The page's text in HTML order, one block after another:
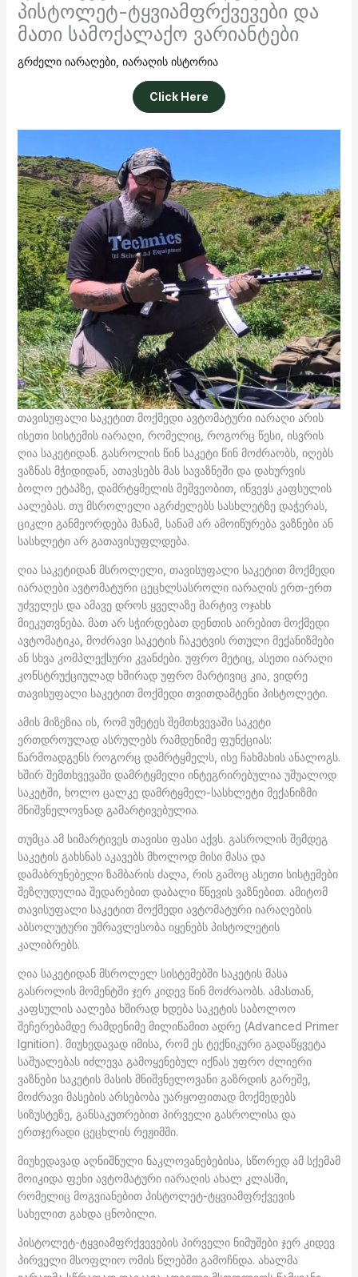
პისტოლეტ-ტყვიამფრქვევები და
მათი სამოქალაქო ვარიანტები
გრძელი იარაღები, იარაღის ისტორია
Click Here
თავისუფალი საკეტით მოქმედი ავტომატური იარაღი არის
ისეთი სისტემის იარაღი, რომელიც, როგორც წესი, ისვრის
ღია საკეტიდან. გასროლის წინ საკეტი წინ მოძრაობს, იღებს
ვაზნას მჭიდიდან, ათავსებს მას სავაზნეში და დახურვის
ბოლო ეტაპზე, დამრტყმელის მეშვეობით, იწვევს კაფსულის
აალებას. თუ მსროლელი აგრძელებს სასხლეტზე დაჭერას,
ციკლი განმეორდება მანამ, სანამ არ ამოიწურება ვაზნები ან
სასხლეტი არ გათავისუფლდება.
ღია საკეტიდან მსროლელი, თავისუფალი საკეტით მოქმედი
იარაღები ავტომატური ცეცხლსასროლი იარაღის ერთ-ერთ
უძველეს და ამავე დროს ყველაზე მარტივ ოჯახს
მიეკუთვნება. მათ არ სჭირდებათ დენთის აირებით მოქმედი
ავტომატიკა, მოძრავი საკეტის ჩაკეტვის რთული მექანიზმები
ან სხვა კომპლექსური კვანძები. უფრო მეტიც, ასეთი იარაღი
კონსტრუქციულად ხშირად უფრო მარტივიც კია, ვიდრე
თავისუფალი საკეტით მოქმედი თვითდამტენი პისტოლეტი.
ამის მიზეზია ის, რომ უმეტეს შემთხვევაში საკეტი
ერთდროულად ასრულებს რამდენიმე ფუნქციას:
წარმოადგენს როგორც დამრტყმელს, ისე ჩახმახის ანალოგს.
ხშირ შემთხვევაში დამრტყმელი ინტეგრირებულია უშუალოდ
საკეტში, ხოლო ცალკე დამრტყმელ-სასხლეტი მექანიზმი
მნიშვნელოვნად გამარტივებულია.
თუმცა ამ სიმარტივეს თავისი ფასი აქვს. გასროლის შემდეგ
საკეტის გახსნას აკავებს მხოლოდ მისი მასა და
დამაბრუნებელი ზამბარის ძალა, რის გამოც ასეთი სისტემები
შეზღუდულია შედარებით დაბალი წნევის ვაზნებით. ამიტომ
თავისუფალი საკეტით მოქმედი ავტომატური იარაღების
აბსოლუტური უმრავლესობა იყენებს პისტოლეტის
კალიბრებს.
ღია საკეტიდან მსროლელ სისტემებში საკეტის მასა
გასროლის მომენტში ჯერ კიდევ წინ მოძრაობს. ამასთან,
კაფსულის აალება ხშირად ხდება საკეტის საბოლოო
შეჩერებამდე რამდენიმე მილიწამით ადრე (Advanced Primer
Ignition). მიუხედავად იმისა, რომ ეს ტექნიკური გადაწყვეტა
საშუალებას იძლევა გამოყენებულ იქნას უფრო ძლიერი
ვაზნები საკეტის მასის მნიშვნელოვანი გაზრდის გარეშე,
მოძრავი მასების არსებობა უარყოფითად მოქმედებს
სიზუსტეზე, განსაკუთრებით პირველი გასროლისა და
ერთჯერადი ცეცხლის რეჟიმში.
მიუხედავად აღნიშნული ნაკლოვანებებისა, სწორედ ამ სქემამ
მოიკიდა ფეხი ავტომატური იარაღის ახალ კლასში,
რომელიც მოგვიანებით პისტოლეტ-ტყვიამფრქვევის
სახელით გახდა ცნობილი.
პისტოლეტ-ტყვიამფრქვევების პირველი ნიმუშები ჯერ კიდევ
პირველი მსოფლიო ომის წლებში გამოჩნდა. ახალმა